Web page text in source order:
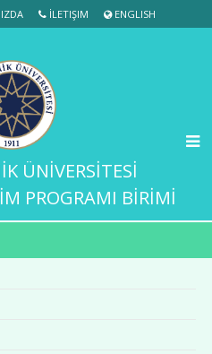
İLETIŞIM ENGLISH
ÜNİVERSİTESİ
PROGRAMI BİRİMİ